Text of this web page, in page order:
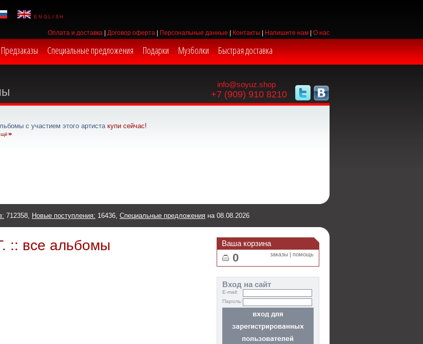
english
Оплата и доставка Договор оферта Персональные данные Контакты Напишите нам О нас
Предзаказы Специальные предложения Подарки Музболки Быстрая доставка
info@soyuz.shop
+7 (909) 910 8210
с участием этого артиста купи сейчас!
712358, Новые поступления: 16436, Специальные предложения на 08.08.2026
:: все альбомы Ваша корзина
0 заказы | помощь
Вход на сайт
E-mail:
Пароль: